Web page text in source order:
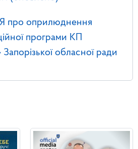
оприлюднення
програми КП
обласної ради